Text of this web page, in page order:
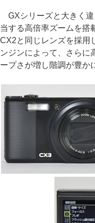
GXシリーズと大きく違
当する高倍率ズームを搭
CX2と同じレンズを採用
ンジンによって、さらに
ープさが増し階調が豊か